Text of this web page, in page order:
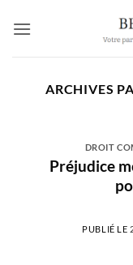
ARCHIVES
DROIT
Préjudice
PUBLIÉ LE